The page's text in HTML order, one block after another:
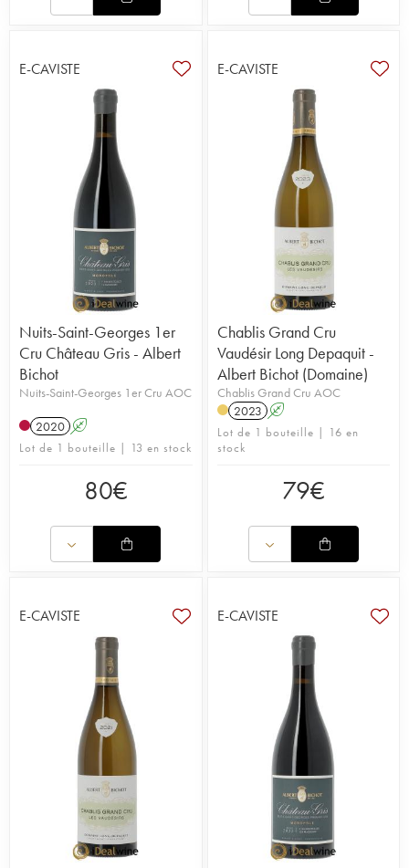
E-CAVISTE
Nuits-Saint-Georges 1er
Cru Château Gris - Albert
Bichot
Nuits-Saint-Georges 1er Cru AOC
2020 A
Lot de 1 bouteille | 13 en stock
80€
E-CAVISTE
Chablis Grand Cru
Vaudésir Long Depaquit -
Albert Bichot (Domaine)
Chablis Grand Cru AOC
2023 A
Lot de 1 bouteille | 16 en
stock
79€
E-CAVISTE E-CAVISTE